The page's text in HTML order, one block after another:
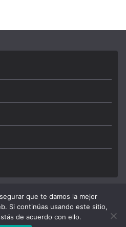
Perú. All rights reserved.
que te damos la mejor
Si continúas usando este sitio,
de acuerdo con ello.